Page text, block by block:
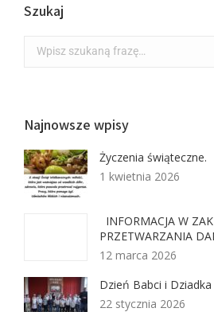
Szukaj
Najnowsze wpisy
Życzenia świąteczne.
1 kwietnia 2026
INFORMACJA W
PRZETWARZANIA
12 marca 2026
Dzień Babci i
22 stycznia 2026